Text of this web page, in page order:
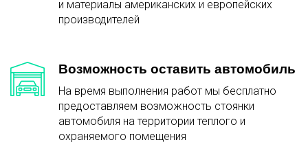
и материалы американских и европейских
производителей
Возможность оставить автомобиль
На время выполнения работ мы бесплатно
предоставляем возможность стоянки
автомобиля на территории теплого и
охраняемого помещения